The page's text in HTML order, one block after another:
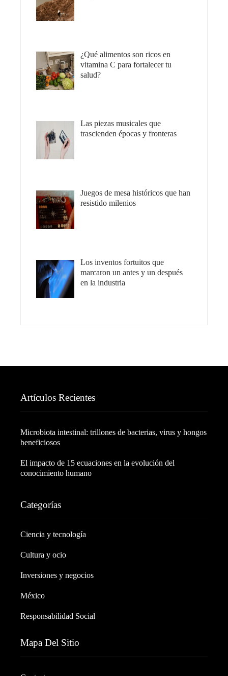
¿Qué alimentos son ricos en
vitamina C para fortalecer tu
salud?
Las piezas musicales que
trascienden épocas y fronteras
Juegos de mesa históricos que han
resistido milenios
Los inventos fortuitos que
marcaron un antes y un después
en la industria
Artículos Recientes
Microbiota intestinal: trillones de bacterias, virus y hongos
beneficiosos
El impacto de 15 ecuaciones en la evolución del
conocimiento humano
Categorías
Ciencia y tecnología
Cultura y ocio
Inversiones y negocios
México
Responsabilidad Social
Mapa Del Sitio